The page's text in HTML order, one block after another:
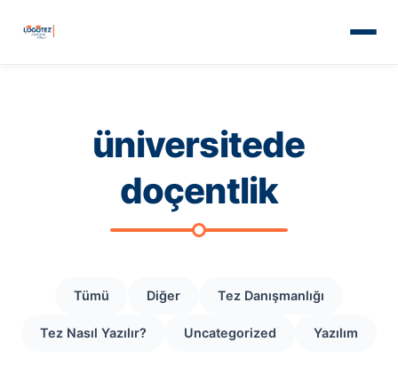
üniversitede
doçentlik
Tümü Diğer Tez Danışmanlığı
Tez Nasıl Yazılır? Uncategorized Yazılım